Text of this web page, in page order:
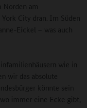
am
City dran. Im Süden
Eickel – was auch
wie in
wir das absolute
könnte sein
immer eine Ecke gibt,